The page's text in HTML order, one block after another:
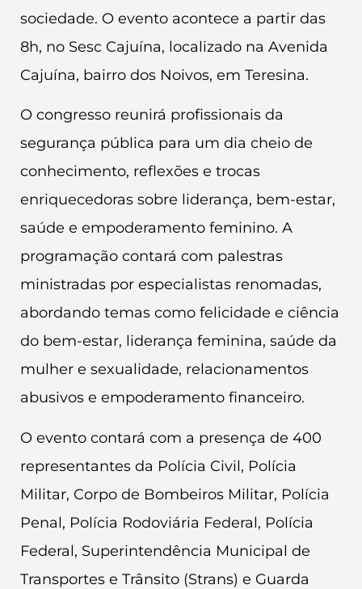
sociedade. O evento acontece a partir das
8h, no Sesc Cajuína, localizado na Avenida
Cajuína, bairro dos Noivos, em Teresina.
O congresso reunirá profissionais da
segurança pública para um dia cheio de
conhecimento, reflexões e trocas
enriquecedoras sobre liderança, bem-estar,
saúde e empoderamento feminino. A
programação contará com palestras
ministradas por especialistas renomadas,
abordando temas como felicidade e ciência
do bem-estar, liderança feminina, saúde da
mulher e sexualidade, relacionamentos
abusivos e empoderamento financeiro.
O evento contará com a presença de 400
representantes da Polícia Civil, Polícia
Militar, Corpo de Bombeiros Militar, Polícia
Penal, Polícia Rodoviária Federal, Polícia
Federal, Superintendência Municipal de
Transportes e Trânsito (Strans) e Guarda